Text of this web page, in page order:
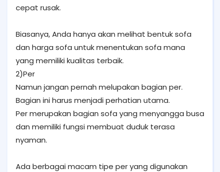
cepat rusak.
Biasanya, Anda hanya akan melihat bentuk sofa
dan harga sofa untuk menentukan sofa mana
yang memiliki kualitas terbaik.
2)Per
Namun jangan pernah melupakan bagian per.
Bagian ini harus menjadi perhatian utama.
Per merupakan bagian sofa yang menyangga busa
dan memiliki fungsi membuat duduk terasa
nyaman.
Ada berbagai macam tipe per yang digunakan